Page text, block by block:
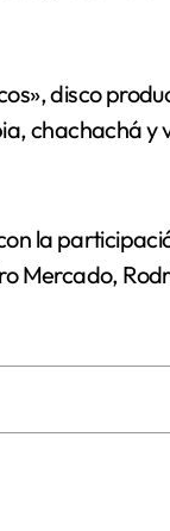
disco
chachachá y
la
Mercado,